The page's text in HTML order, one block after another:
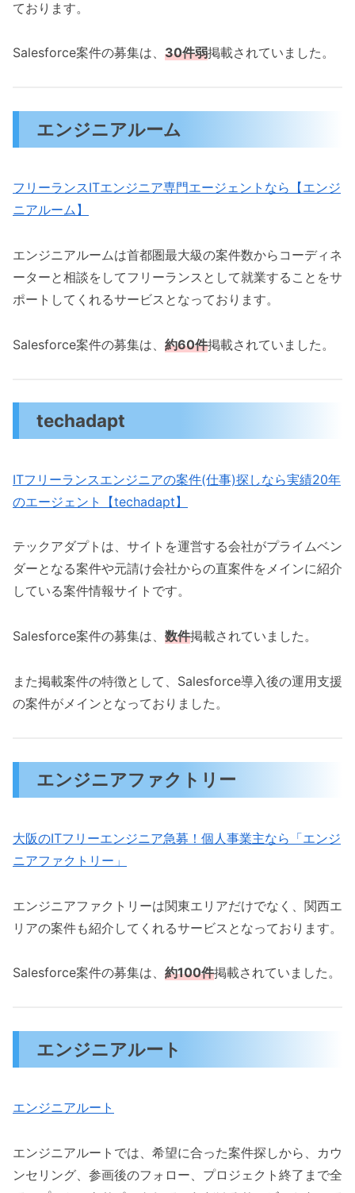
ております。
Salesforce案件の募集は、 30件弱掲載されていました。
エンジニアルーム
フリーランスITエンジニア専門エージェントなら【エンジ
ニアルーム】
エンジニアルームは首都圏最大級の案件数からコーディネ
ーターと相談をしてフリーランスとして就業することをサ
ポートしてくれるサービスとなっております。
Salesforce案件の募集は、 約60件掲載されていました。
techadapt
ITフリーランスエンジニアの案件(仕事)探しなら実績20年
のエージェント【techadapt】
テックアダプトは、サイトを運営する会社がプライムベン
ダーとなる案件や元請け会社からの直案件をメインに紹介
している案件情報サイトです。
Salesforce案件の募集は、 数件掲載されていました。
また掲載案件の特徴として、Salesforce導入後の運用支援
の案件がメインとなっておりました。
エンジニアファクトリー
大阪のITフリーエンジニア急募！個人事業主なら「エンジ
ニアファクトリー」
エンジニアファクトリーは関東エリアだけでなく、関西エ
リアの案件も紹介してくれるサービスとなっております。
Salesforce案件の募集は、 約100件掲載されていました。
エンジニアルート
エンジニアルート
エンジニアルートでは、希望に合った案件探しから、カウ
ンセリング、参画後のフォロー、プロジェクト終了まで全